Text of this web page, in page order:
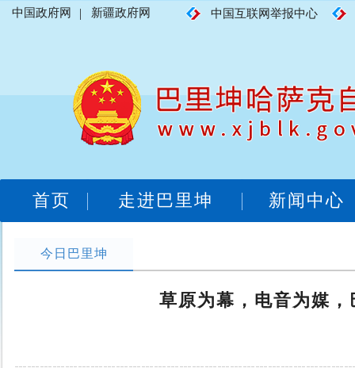
中国政府网 | 新疆政府网 中国互联网举报中心
首页 走进巴里坤 新闻中心
今日巴里坤
草原为幕，电音为媒